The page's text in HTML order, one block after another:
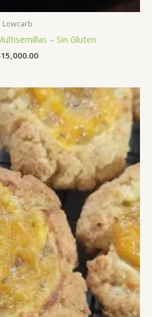
Lowcarb
– Sin Gluten
15,000.00